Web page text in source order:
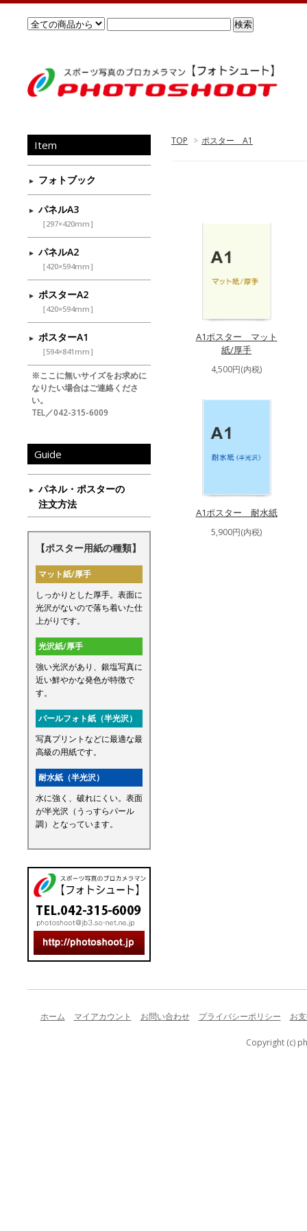
TOP > ポスター A1
A1ポスター マット
紙/厚手
4,500円(内税)
A1ポスター 耐水紙
5,900円(内税)
Item
フォトブック
パネルA3
［297×420mm］
パネルA2
［420×594mm］
ポスターA2
［420×594mm］
ポスターA1
［594×841mm］
※ここに無いサイズをお求めに
なりたい場合はご連絡くださ
い。
TEL／042-315-6009
Guide
パネル・ポスターの
注文方法
【ポスター用紙の種類】
マット紙/厚手
しっかりとした厚手。表面に
光沢がないので落ち着いた仕
上がりです。
光沢紙/厚手
強い光沢があり、銀塩写真に
近い鮮やかな発色が特徴で
す。
パールフォト紙（半光沢）
写真プリントなどに最適な最
高級の用紙です。
耐水紙（半光沢）
水に強く、破れにくい。表面
が半光沢（うっすらパール
調）となっています。
ホーム マイアカウント お問い合わせ プライバシーポリシー お
Copyright (c)